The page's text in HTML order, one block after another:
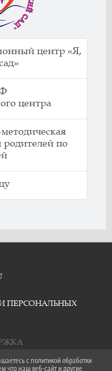
центр «Я,
центра
по
ПЕРСОНАЛЬНЫХ
с политикой обработки
что наш веб-сайт и другие